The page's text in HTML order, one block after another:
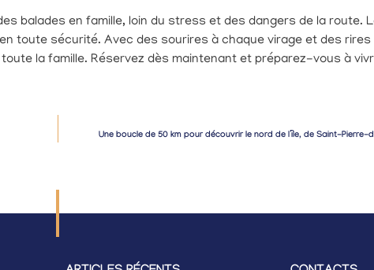
balades en famille, loin du stress et des dangers de la route.
toute sécurité. Avec des sourires à chaque virage et des
la famille. Réservez dès maintenant et préparez-vous à
Une boucle de 50 km pour découvrir le nord de l’île, de Saint-Pierre-